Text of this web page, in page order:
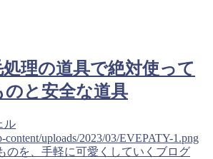
理の道具で絶対使って
と安全な道具
ル
content/uploads/2023/03/EVEPATY-1.png
のを、手軽に可愛くしていくブログ